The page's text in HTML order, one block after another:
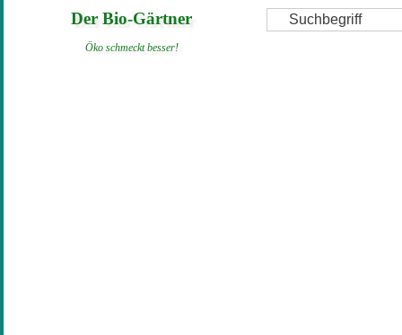
Suche
Der Bio-Gärtner
Öko schmeckt besser!